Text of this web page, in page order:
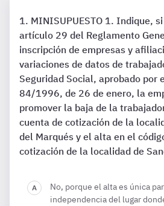
MINISUPUESTO 1. Indique,
artículo 29 del Reglamento
inscripción de empresas y
variaciones de datos de
Seguridad Social, aprobado por
84/1996, de 26 de enero, la
promover la baja de la
cuenta de cotización de la
del Marqués y el alta en el
cotización de la localidad de
No, porque el alta es única
independencia del lugar